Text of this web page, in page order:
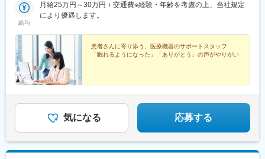
出口直結【西東京営業所】東京都調布市小島町2-51-2 寿ビルB1＜
アクセス＞「調布駅」より徒歩2分【横浜営業所】神奈川県横浜市
中華街)駅」「関内駅」より徒歩6分【富士営業所】静岡県富士市
本市場町816 ウイングビル5F＜アクセス＞「藤駅」より徒歩22
分【福岡営業所】福岡県福岡市中央区清川1-9-19 渡辺通南ビル5
階＜アクセス＞「渡辺通駅」より徒歩3分
給与
月給25万円～30万円＋交通費※経験・年齢を考慮の上、当社規定
により優遇します。
患者さんに寄り添う、医療機器のサポートスタッフ
「眠れるようになった」「ありがとう」の声がやりがい
気になる 応募する